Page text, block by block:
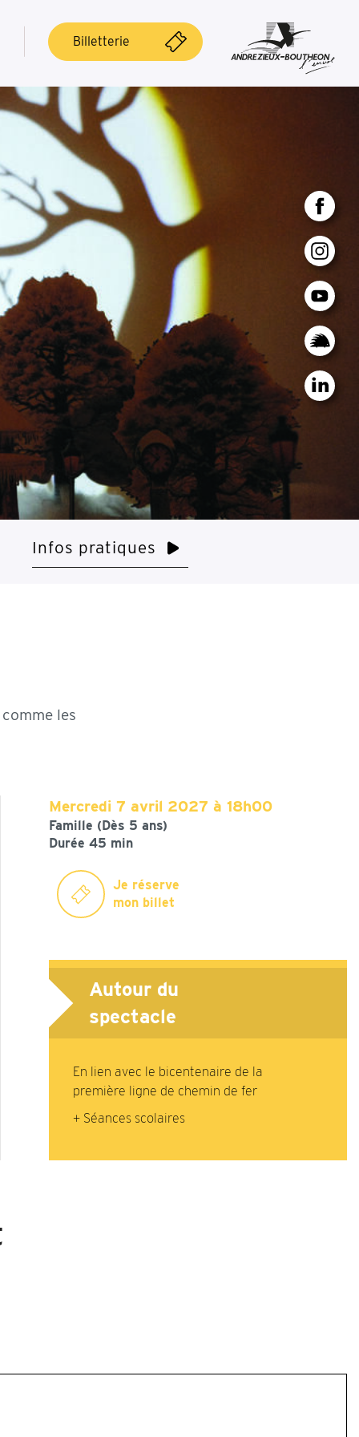
Billetterie
Infos pratiques
les
Mercredi 7 avril 2027 à 18h00
Famille (Dès 5 ans)
Durée 45 min
Je réserve
mon billet
Autour du
spectacle
En lien avec le bicentenaire de la
première ligne de chemin de fer
+ Séances scolaires